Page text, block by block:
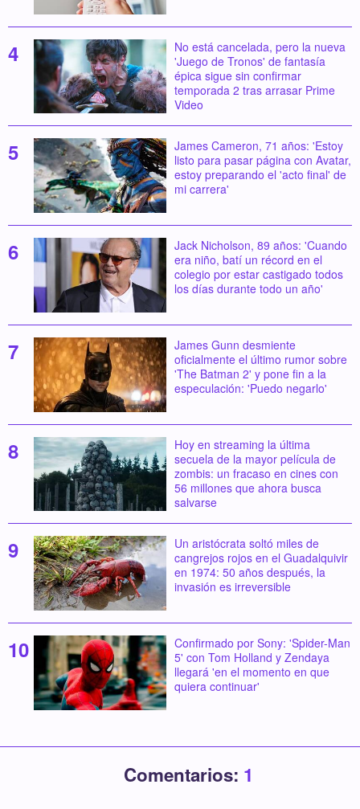
No está cancelada, pero la nueva
'Juego de Tronos' de fantasía
épica sigue sin confirmar
temporada 2 tras arrasar Prime
Video
James Cameron, 71 años: 'Estoy
listo para pasar página con Avatar,
estoy preparando el 'acto final' de
mi carrera'
Jack Nicholson, 89 años: 'Cuando
era niño, batí un récord en el
colegio por estar castigado todos
los días durante todo un año'
James Gunn desmiente
oficialmente el último rumor sobre
'The Batman 2' y pone fin a la
especulación: 'Puedo negarlo'
Hoy en streaming la última
secuela de la mayor película de
zombis: un fracaso en cines con
56 millones que ahora busca
salvarse
Un aristócrata soltó miles de
cangrejos rojos en el Guadalquivir
en 1974: 50 años después, la
invasión es irreversible
Confirmado por Sony: 'Spider-Man
5' con Tom Holland y Zendaya
llegará 'en el momento en que
quiera continuar'
Comentarios: 1